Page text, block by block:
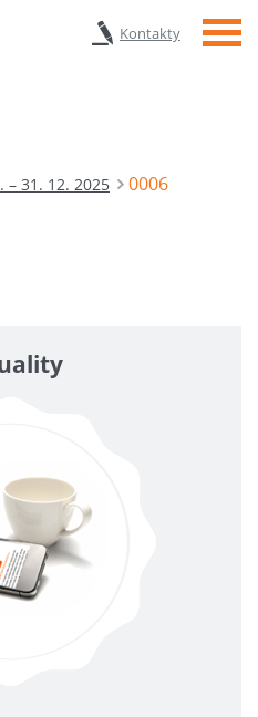
Kontakty Menu
– 31. 12. 2025
0006